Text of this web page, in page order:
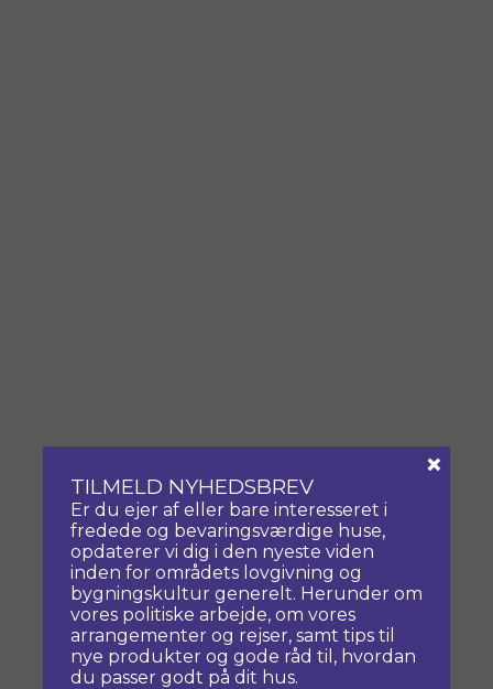
TILMELD NYHEDSBREV
Er du ejer af eller bare interesseret i
fredede og bevaringsværdige huse,
opdaterer vi dig i den nyeste viden
inden for områdets lovgivning og
bygningskultur generelt. Herunder om
vores politiske arbejde, om vores
arrangementer og rejser, samt tips til
nye produkter og gode råd til, hvordan
du passer godt på dit hus.
×